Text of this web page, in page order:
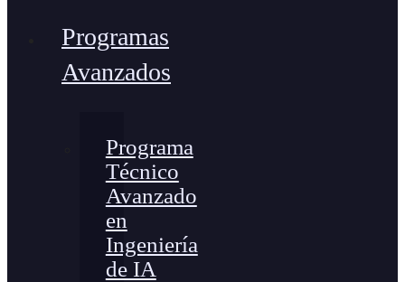
Programas
Avanzados
Programa
Técnico
Avanzado
en
Ingeniería
de IA